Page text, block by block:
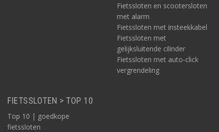
Fietssloten en scootersloten
met alarm
Fietssloten met insteekkabel
Fietssloten met
gelijksluitende cilinder
Fietssloten met auto-click
vergrendeling
FIETSSLOTEN > TOP 10
Top 10 | goedkope
fietssloten